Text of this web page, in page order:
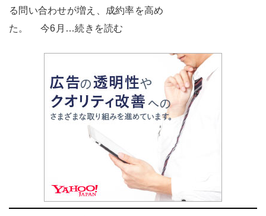
る問い合わせが増え、成約率を高め
た。 今6月…続きを読む